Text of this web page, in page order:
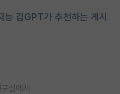
능 김GPT가 추천하는 게시
실에서